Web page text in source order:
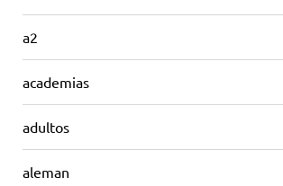
a2
academias
adultos
aleman